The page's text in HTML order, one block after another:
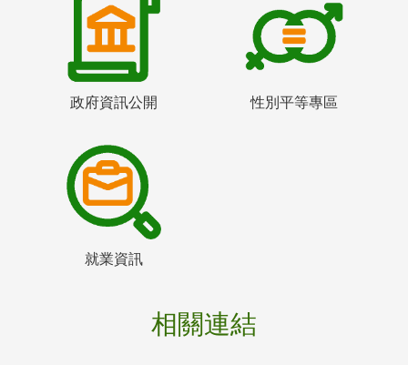
政府資訊公開 性別平等專區
就業資訊
相關連結